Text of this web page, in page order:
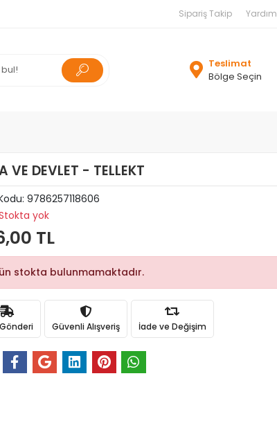
Sipariş Takip Yardım
Teslimat
Bölge Seçin
VE DEVLET - TELLEKT
9786257118606
yok
TL
stokta bulunmamaktadır.
Gönderi Güvenli Alışveriş İade ve Değişim